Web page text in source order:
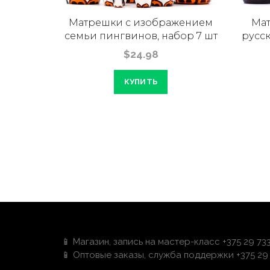
Матрешки с изображением
семьи пингвинов, набор 7 шт
$24.98
КУПИТЬ
📱 Магазин, запись на мастер-класс +375 29
📱 Оптовые заказы, служба поддержки +375 29